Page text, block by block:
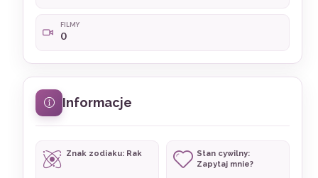
FILMY
0
Informacje
Znak zodiaku: Rak
Stan cywilny:
Zapytaj mnie?